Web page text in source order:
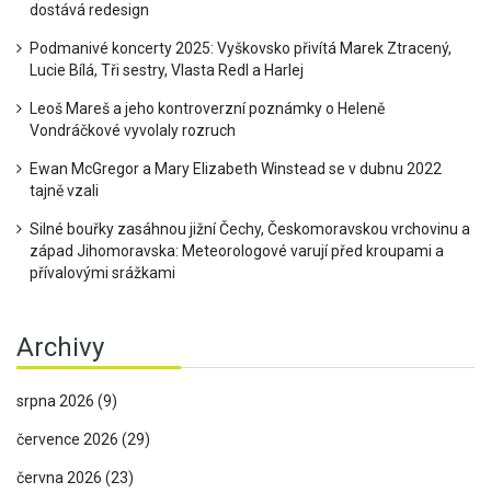
dostává redesign
Podmanivé koncerty 2025: Vyškovsko přivítá Marek Ztracený,
Lucie Bílá, Tři sestry, Vlasta Redl a Harlej
Leoš Mareš a jeho kontroverzní poznámky o Heleně
Vondráčkové vyvolaly rozruch
Ewan McGregor a Mary Elizabeth Winstead se v dubnu 2022
tajně vzali
Silné bouřky zasáhnou jižní Čechy, Českomoravskou vrchovinu a
západ Jihomoravska: Meteorologové varují před kroupami a
přívalovými srážkami
Archivy
srpna 2026 (9)
července 2026 (29)
června 2026 (23)